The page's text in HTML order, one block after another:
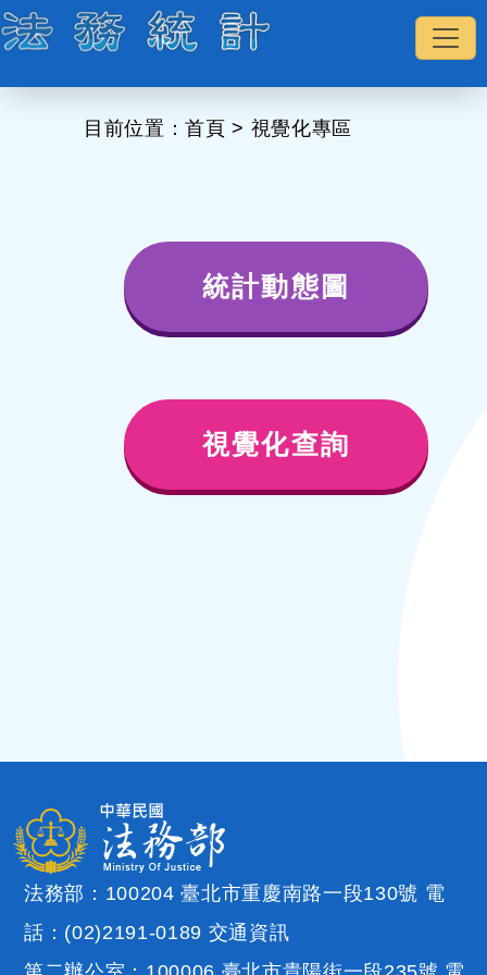
目前位置：首頁 > 視覺化專區
統計動態圖
視覺化查詢
法務部：100204 臺北市重慶南路一段130號 電
話：(02)2191-0189 交通資訊